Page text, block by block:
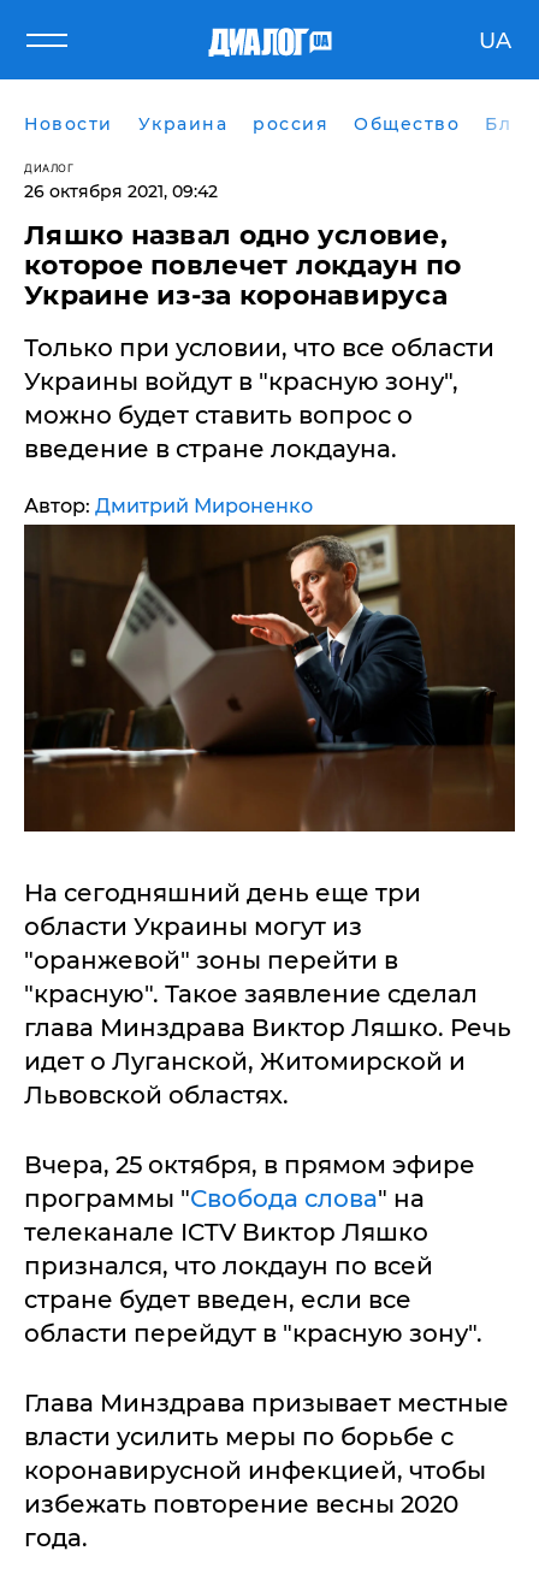
UA
Новости Украина россия Общество
ДИАЛОГ
26 октября 2021, 09:42
​Ляшко назвал одно условие,
которое повлечет локдаун по
Украине из-за коронавируса
Только при условии, что все области
Украины войдут в "красную зону",
можно будет ставить вопрос о
введение в стране локдауна.
Автор: Дмитрий Мироненко
На сегодняшний день еще три
области Украины могут из
"оранжевой" зоны перейти в
"красную". Такое заявление сделал
глава Минздрава Виктор Ляшко. Речь
идет о Луганской, Житомирской и
Львовской областях.
Вчера, 25 октября, в прямом эфире
программы "Свобода слова" на
телеканале ICTV Виктор Ляшко
признался, что локдаун по всей
стране будет введен, если все
области перейдут в "красную зону".
Глава Минздрава призывает местные
власти усилить меры по борьбе с
коронавирусной инфекцией, чтобы
избежать повторение весны 2020
года.